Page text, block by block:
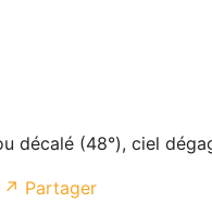
décalé (48°), ciel
↗ Partager